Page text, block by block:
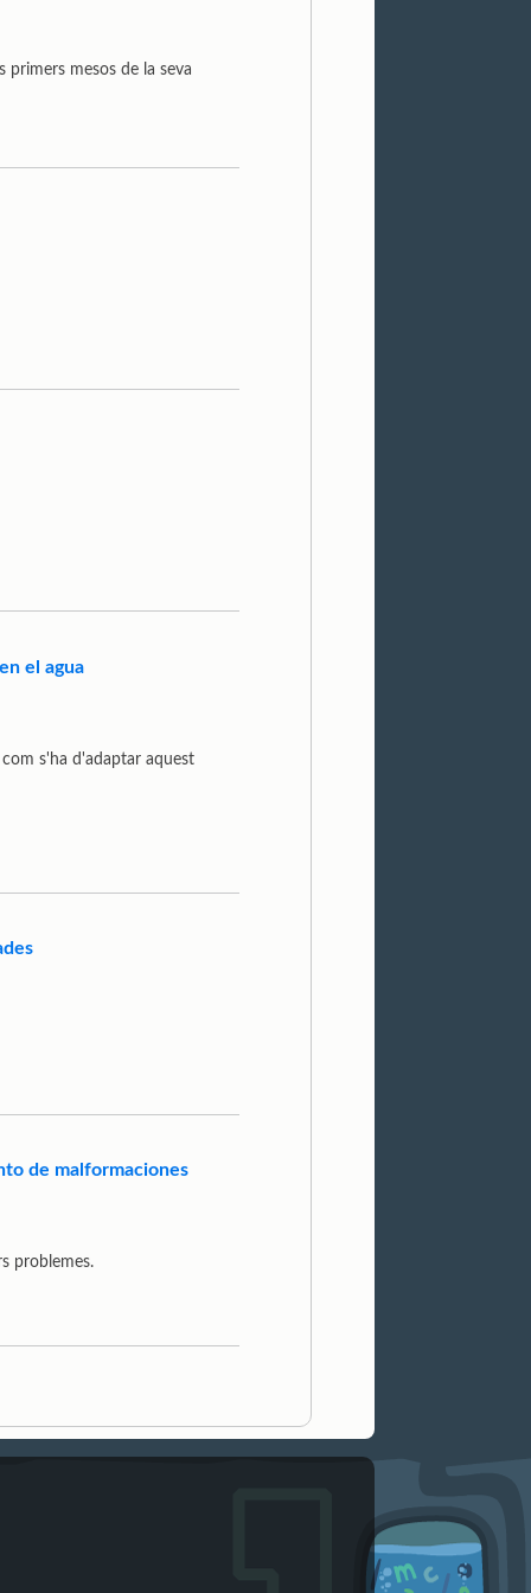
primers mesos de la seva
el agua
s'ha d'adaptar aquest
de malformaciones
problemes.